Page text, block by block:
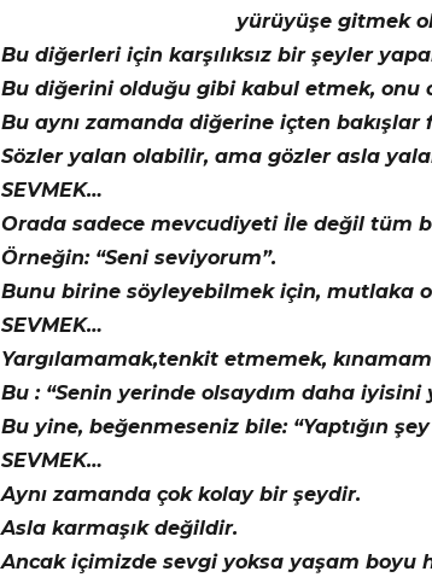
yürüyüşe gitmek
Bu diğerleri için karşılıksız bir şeyler
Bu diğerini olduğu gibi kabul etmek, onu
Bu aynı zamanda diğerine içten bakışlar
Sözler yalan olabilir, ama gözler asla
SEVMEK…
Orada sadece mevcudiyeti İle değil tüm
Örneğin: “Seni seviyorum”.
Bunu birine söyleyebilmek için, mutlaka
SEVMEK…
Yargılamamak,tenkit etmemek,
Bu : “Senin yerinde olsaydım daha
Bu yine, beğenmeseniz bile: “Yaptığın
SEVMEK…
Aynı zamanda çok kolay bir şeydir.
Asla karmaşık değildir.
Ancak içimizde sevgi yoksa yaşam boyu